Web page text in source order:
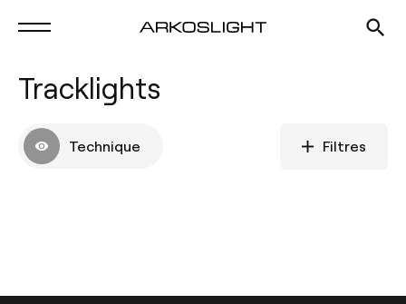
Tracklights
Technique Filtres